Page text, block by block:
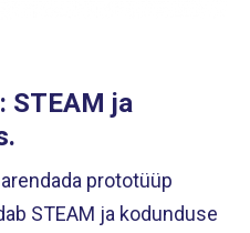
STEAM ja
prototüüp
STEAM ja kodunduse